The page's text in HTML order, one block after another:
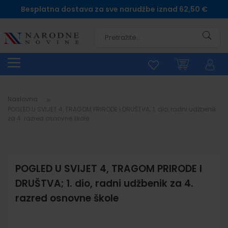
Besplatna dostava za sve narudžbe iznad 62,50 €
Naslovna
POGLED U SVIJET 4, TRAGOM PRIRODE I
DRUŠTVA; 1. dio, radni udžbenik za 4.
razred osnovne škole